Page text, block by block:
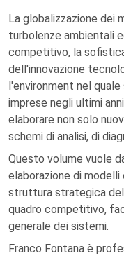
La globalizzazione dei
turbolenze ambientali
competitivo, la
dell'innovazione
l'environment nel
imprese negli ultimi
elaborare non solo
schemi di analisi, di
Questo volume vuole
elaborazione di
struttura strategica
quadro competitivo,
generale dei sistemi.
Franco Fontana è